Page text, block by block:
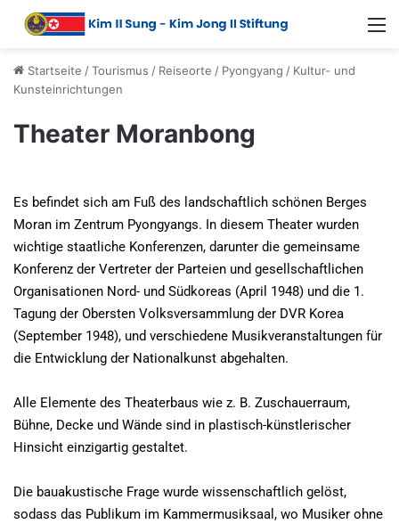
Startseite /Tourismus / Reiseorte / Pyongyang / Kultur- und
Kunsteinrichtungen
Theater Moranbong
Es befindet sich am Fuß des landschaftlich schönen Berges
Moran im Zentrum Pyongyangs. In diesem Theater wurden
wichtige staatliche Konferenzen, darunter die gemeinsame
Konferenz der Vertreter der Parteien und gesellschaftlichen
Organisationen Nord- und Südkoreas (April 1948) und die 1.
Tagung der Obersten Volksversammlung der DVR Korea
(September 1948), und verschiedene Musikveranstaltungen für
die Entwicklung der Nationalkunst abgehalten.
Alle Elemente des Theaterbaus wie z. B. Zuschauerraum,
Bühne, Decke und Wände sind in plastisch-künstlerischer
Hinsicht einzigartig gestaltet.
Die bauakustische Frage wurde wissenschaftlich gelöst,
sodass das Publikum im Kammermusiksaal, wo Musiker ohne